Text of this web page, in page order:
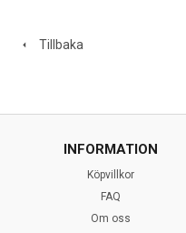
Tillbaka
INFORMATION
Köpvillkor
FAQ
Om oss